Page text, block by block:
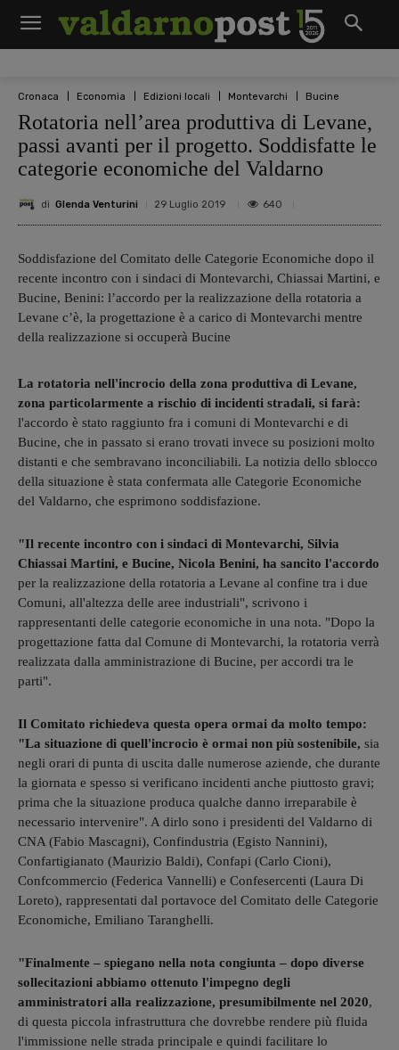
Cronaca Economia Edizioni locali Montevarchi Bucine
Rotatoria nell’area produttiva di Levane,
passi avanti per il progetto. Soddisfatte le
categorie economiche del Valdarno
di Glenda Venturini 29 Luglio 2019 640
Soddisfazione del Comitato delle Categorie Economiche dopo il
recente incontro con i sindaci di Montevarchi, Chiassai Martini, e
Bucine, Benini: l’accordo per la realizzazione della rotatoria a
Levane c’è, la progettazione è a carico di Montevarchi mentre
della realizzazione si occuperà Bucine
La rotatoria nell'incrocio della zona produttiva di Levane,
zona particolarmente a rischio di incidenti stradali, si farà:
l'accordo è stato raggiunto fra i comuni di Montevarchi e di
Bucine, che in passato si erano trovati invece su posizioni molto
distanti e che sembravano inconciliabili. La notizia dello sblocco
della situazione è stata confermata alle Categorie Economiche
del Valdarno, che esprimono soddisfazione.
"Il recente incontro con i sindaci di Montevarchi, Silvia
Chiassai Martini, e Bucine, Nicola Benini, ha sancito l'accordo
per la realizzazione della rotatoria a Levane al confine tra i due
Comuni, all'altezza delle aree industriali", scrivono i
rappresentanti delle categorie economiche in una nota. "Dopo la
progettazione fatta dal Comune di Montevarchi, la rotatoria verrà
realizzata dalla amministrazione di Bucine, per accordi tra le
parti".
Il Comitato richiedeva questa opera ormai da molto tempo:
"La situazione di quell'incrocio è ormai non più sostenibile, sia
negli orari di punta di uscita dalle numerose aziende, che durante
la giornata e spesso si verificano incidenti anche piuttosto gravi;
prima che la situazione produca qualche danno irreparabile è
necessario intervenire". A dirlo sono i presidenti del Valdarno di
CNA (Fabio Mascagni), Confindustria (Egisto Nannini),
Confartigianato (Maurizio Baldi), Confapi (Carlo Cioni),
Confcommercio (Federica Vannelli) e Confesercenti (Laura Di
Loreto), rappresentati dal portavoce del Comitato delle Categorie
Economiche, Emiliano Taranghelli.
"Finalmente – spiegano nella nota congiunta – dopo diverse
sollecitazioni abbiamo ottenuto l'impegno degli
amministratori alla realizzazione, presumibilmente nel 2020,
di questa piccola infrastruttura che dovrebbe rendere più fluida
l'immissione nelle strada principale e quindi facilitare lo